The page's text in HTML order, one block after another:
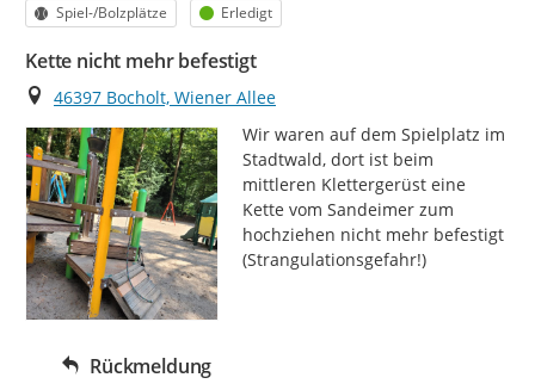
Kategorie
Spiel-/Bolzplätze Status
Erledigt
Kette nicht mehr befestigt
Ort
46397 Bocholt, Wiener Allee
Wir waren auf dem Spielplatz im
Stadtwald, dort ist beim
mittleren Klettergerüst eine
Kette vom Sandeimer zum
hochziehen nicht mehr befestigt
(Strangulationsgefahr!)
Rückmeldung